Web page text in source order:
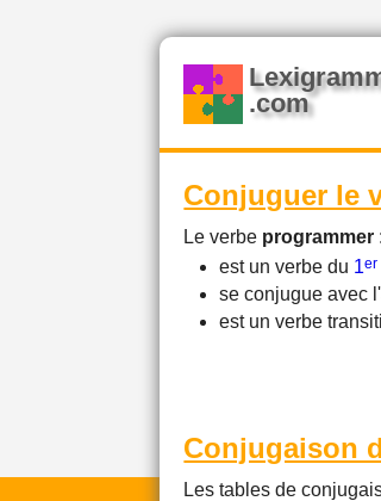
.com
Conjuguer le
Le verbe programmer :
est un verbe du 1er
se conjugue avec
est un verbe
Conjugaison
Les tables de